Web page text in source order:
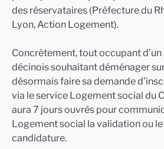
des réservataires (Préfecture du
Lyon, Action Logement).
Concrètement, tout occupant
décinois souhaitant déménager
désormais faire sa demande
via le service Logement social du
aura 7 jours ouvrés pour
Logement social la validation ou
candidature.